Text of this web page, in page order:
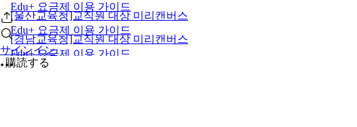
サインイン
Edu+ 요금제 이용 가이드
[울산교육청]교직원 대상 미리캔버스
Edu+ 요금제 이용 가이드
[경남교육청]교직원 대상 미리캔버스
Edu+ 요금제 이용 가이드
購読する